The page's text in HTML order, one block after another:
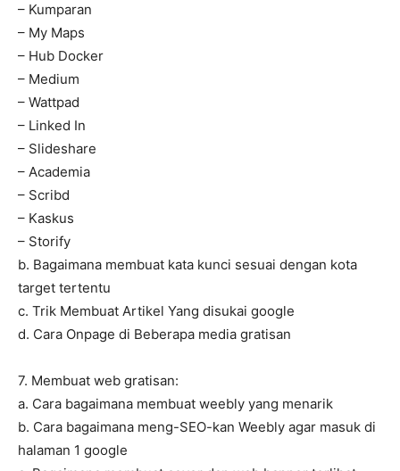
– Kumparan
– My Maps
– Hub Docker
– Medium
– Wattpad
– Linked In
– Slideshare
– Academia
– Scribd
– Kaskus
– Storify
b. Bagaimana membuat kata kunci sesuai dengan kota
target tertentu
c. Trik Membuat Artikel Yang disukai google
d. Cara Onpage di Beberapa media gratisan
7. Membuat web gratisan:
a. Cara bagaimana membuat weebly yang menarik
b. Cara bagaimana meng-SEO-kan Weebly agar masuk di
halaman 1 google